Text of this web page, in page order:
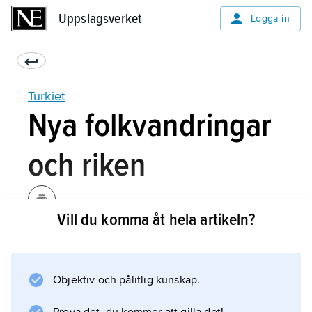
Uppslagsverket Logga in
Turkiet
Nya folkvandringar
och riken
av attacker från
sjöfolken
. Kort efter 1200 f.Kr. upphörde hettiterriket att
Vill du komma åt hela artikeln?
Objektiv och pålitlig kunskap.